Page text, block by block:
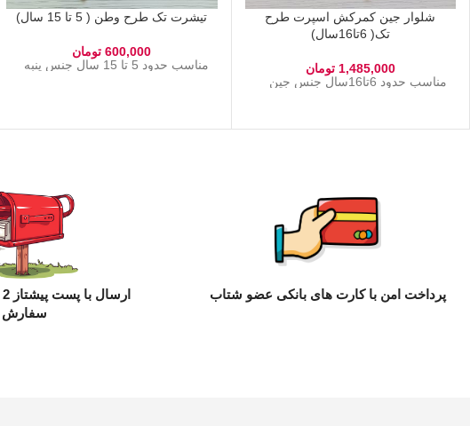
شلوار جین کمرکش اسپرت طرح
تک( 6تا16سال)
1,485,000 تومان
مناسب حدود 6تا16سال جنس جین
تیشرت تک طرح وطن ( 5 تا 15 سال)
600,000 تومان
مناسب حدود 5 تا 15 سال جنس پنبه
پرداخت امن با کارت های بانکی عضو شتاب
سفارش